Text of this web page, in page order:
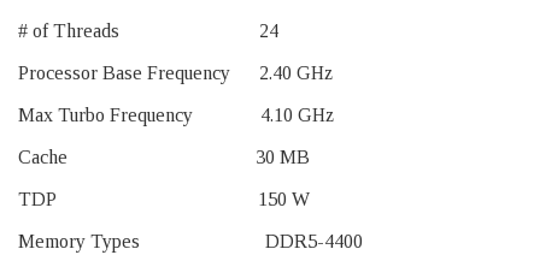
# of Threads 24
Processor Base Frequency 2.40 GHz
Max Turbo Frequency 4.10 GHz
Cache 30 MB
TDP 150 W
Memory Types DDR5-4400